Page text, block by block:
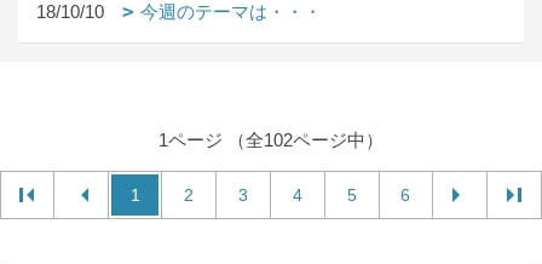
18/10/10 今週のテーマは・・・
1ページ （全102ページ中）
1 2 3 4 5 6